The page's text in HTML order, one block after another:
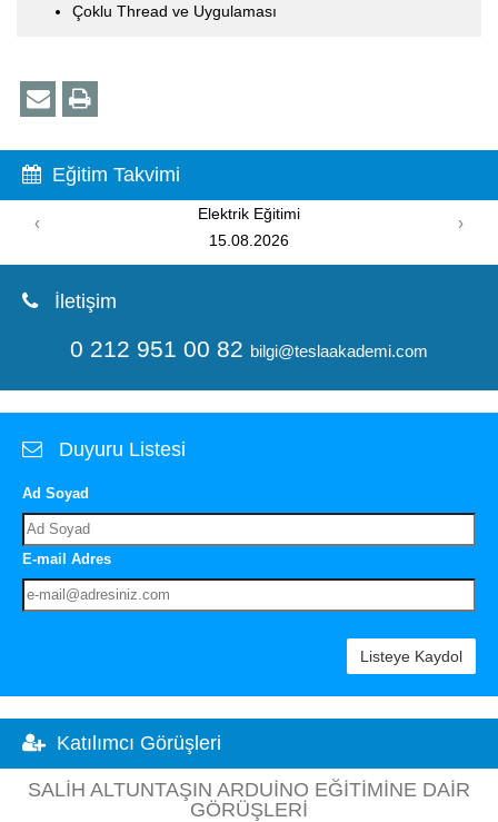
Çoklu Thread ve Uygulaması
Eğitim Takvimi
PIC Programlama Eğitimi
08.08.2026
‹ ›
İletişim
0 212 951 00 82 bilgi@teslaakademi.com
Duyuru Listesi
Ad Soyad
E-mail Adres
Listeye Kaydol
Katılımcı Görüşleri
SALIH ALTUNTAŞIN ARDUINO EĞITIMINE DAIR
GÖRÜŞLERI